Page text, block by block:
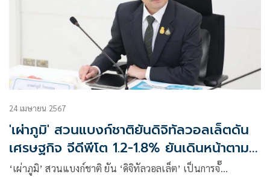
24 เมษายน 2567
'เผ่าภูมิ' สวนแบงก์ชาติยันดิจิทัลวอลเล็ตดัน
เศรษฐกิจ จีดีพีโต 1.2-1.8% ยันเดินหน้าตาม
เงื่อนไขเดิม
‘เผ่าภูมิ’ สวนแบงก์ชาติ ยัน ‘ดิจิทัลวอลเล็ต’ เป็นการจั๊…